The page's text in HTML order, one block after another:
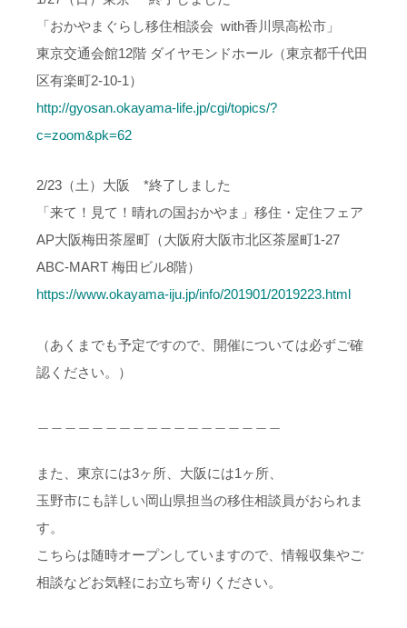
「おかやまぐらし移住相談会 with香川県高松市」
東京交通会館12階 ダイヤモンドホール（東京都千代田
区有楽町2‐10‐1）
http://gyosan.okayama-life.jp/cgi/topics/?
c=zoom&pk=62
2/23（土）大阪 *終了しました
「来て！見て！晴れの国おかやま」移住・定住フェア
AP大阪梅田茶屋町（大阪府大阪市北区茶屋町1-27
ABC-MART 梅田ビル8階）
https://www.okayama-iju.jp/info/201901/2019223.html
（あくまでも予定ですので、開催については必ずご確
認ください。）
また、東京には3ヶ所、大阪には1ヶ所、
玉野市にも詳しい岡山県担当の移住相談員がおられま
す。
こちらは随時オープンしていますので、情報収集やご
相談などお気軽にお立ち寄りください。